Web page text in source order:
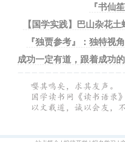
『书仙笙
【国学实践】巴山杂花
『独贾参考』：独特视
成功一定有道，跟着成功